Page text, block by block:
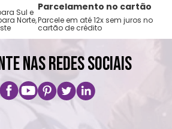
Sul e
Norte,
Parcelamento no cartão
Parcele em até 12x sem juros no
cartão de crédito
NAS REDES SOCIAIS